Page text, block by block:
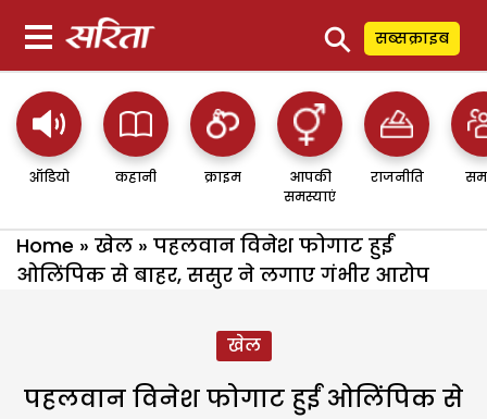
⚲ सब्सक्राइब
ऑडियो कहानी क्राइम
आपकी
समस्याएं
राजनीति
Home » खेल » पहलवान विनेश फोगाट हुईं
ओलिंपिक से बाहर, ससुर ने लगाए गंभीर आरोप
खेल
पहलवान विनेश फोगाट हुईं ओलिंपिक से